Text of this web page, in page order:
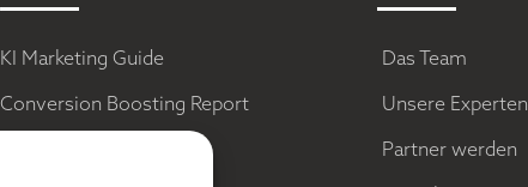
KI Marketing Guide
Conversion Boosting Report
Das Team
Unsere Experten
Partner werden